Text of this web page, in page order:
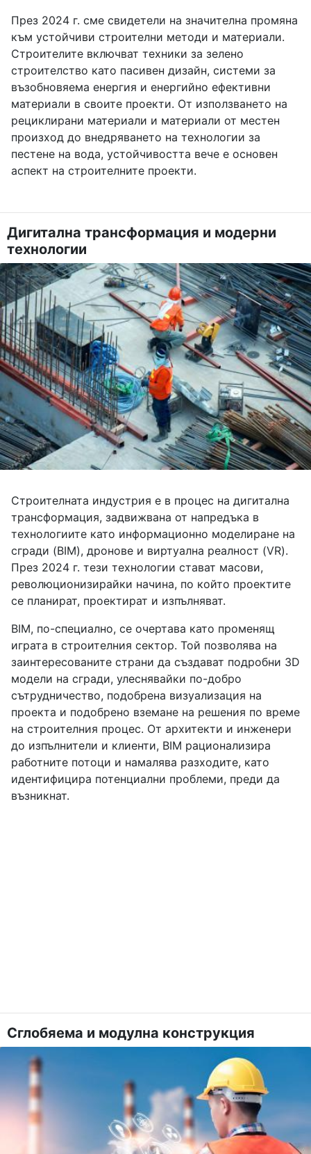
През 2024 г. сме свидетели на значителна промяна
към устойчиви строителни методи и материали.
Строителите включват техники за зелено
строителство като пасивен дизайн, системи за
възобновяема енергия и енергийно ефективни
материали в своите проекти. От използването на
рециклирани материали и материали от местен
произход до внедряването на технологии за
пестене на вода, устойчивостта вече е основен
аспект на строителните проекти.
Дигитална трансформация и модерни
технологии
Строителната индустрия е в процес на дигитална
трансформация, задвижвана от напредъка в
технологиите като информационно моделиране на
сгради (BIM), дронове и виртуална реалност (VR).
През 2024 г. тези технологии стават масови,
революционизирайки начина, по който проектите
се планират, проектират и изпълняват.
BIM, по-специално, се очертава като променящ
играта в строителния сектор. Той позволява на
заинтересованите страни да създават подробни 3D
модели на сгради, улеснявайки по-добро
сътрудничество, подобрена визуализация на
проекта и подобрено вземане на решения по време
на строителния процес. От архитекти и инженери
до изпълнители и клиенти, BIM рационализира
работните потоци и намалява разходите, като
идентифицира потенциални проблеми, преди да
възникнат.
Сглобяема и модулна конструкция